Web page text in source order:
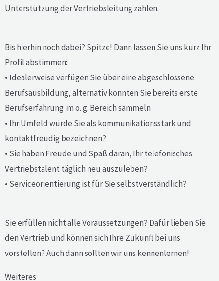
Unterstützung der Vertriebsleitung zählen.
Bis hierhin noch dabei? Spitze! Dann lassen Sie uns kurz Ihr
Profil abstimmen:
• Idealerweise verfügen Sie über eine abgeschlossene
Berufsausbildung, alternativ konnten Sie bereits erste
Berufserfahrung im o. g. Bereich sammeln
• Ihr Umfeld würde Sie als kommunikationsstark und
kontaktfreudig bezeichnen?
• Sie haben Freude und Spaß daran, Ihr telefonisches
Vertriebstalent täglich neu auszuleben?
• Serviceorientierung ist für Sie selbstverständlich?
Sie erfüllen nicht alle Voraussetzungen? Dafür lieben Sie
den Vertrieb und können sich Ihre Zukunft bei uns
vorstellen? Auch dann sollten wir uns kennenlernen!
Weiteres